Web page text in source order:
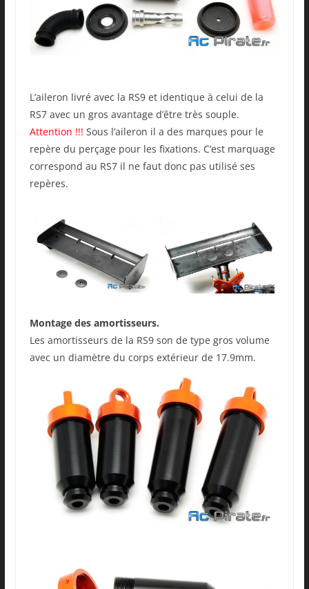
L’aileron livré avec la RS9 et identique à celui de la
RS7 avec un gros avantage d’être très souple.
Attention !!! Sous l’aileron il a des marques pour le
repère du perçage pour les fixations. C’est marquage
correspond au RS7 il ne faut donc pas utilisé ses
repères.
Montage des amortisseurs.
Les amortisseurs de la RS9 son de type gros volume
avec un diamètre du corps extérieur de 17.9mm.